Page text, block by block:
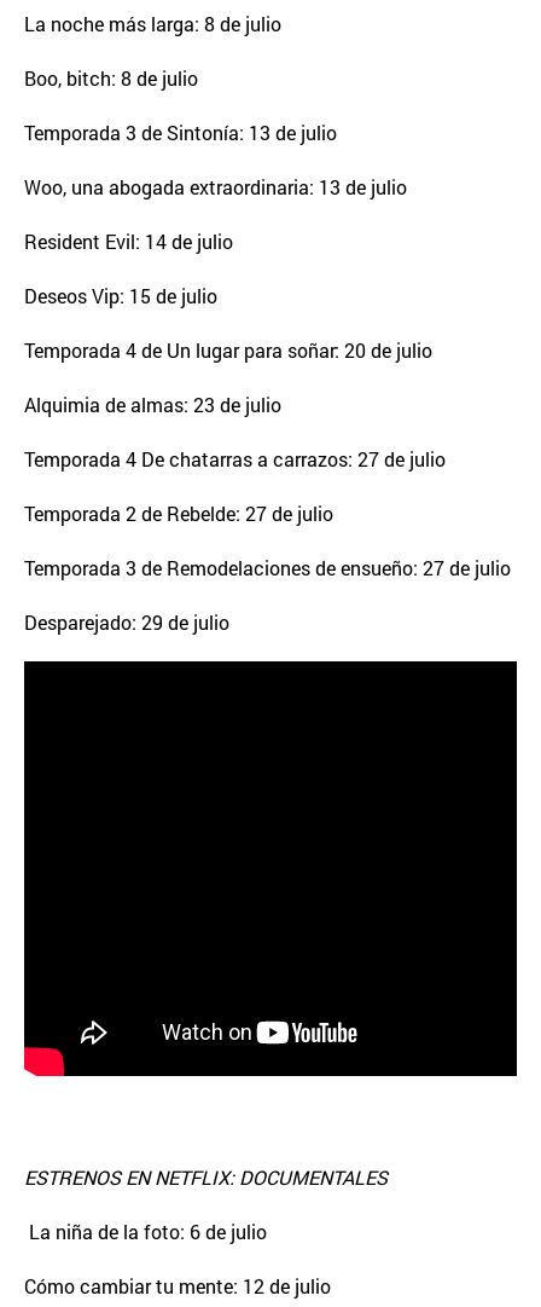
La noche más larga: 8 de julio
Boo, bitch: 8 de julio
Temporada 3 de Sintonía: 13 de julio
Woo, una abogada extraordinaria: 13 de julio
Resident Evil: 14 de julio
Deseos Vip: 15 de julio
Temporada 4 de Un lugar para soñar: 20 de julio
Alquimia de almas: 23 de julio
Temporada 4 De chatarras a carrazos: 27 de julio
Temporada 2 de Rebelde: 27 de julio
Temporada 3 de Remodelaciones de ensueño: 27 de julio
Desparejado: 29 de julio
ESTRENOS EN NETFLIX: DOCUMENTALES
La niña de la foto: 6 de julio
Cómo cambiar tu mente: 12 de julio